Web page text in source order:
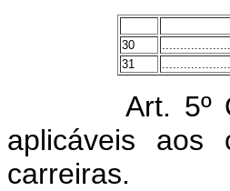
30
31
Art. 5º
aplicáveis aos
carreiras.